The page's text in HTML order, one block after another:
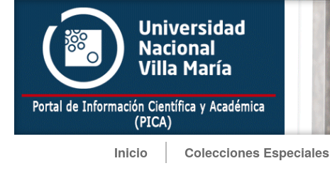
Inicio Colecciones Especiales